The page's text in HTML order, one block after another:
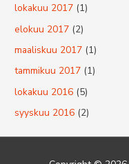
lokakuu 2017 (1)
elokuu 2017 (2)
maaliskuu 2017 (1)
tammikuu 2017 (1)
lokakuu 2016 (5)
syyskuu 2016 (2)